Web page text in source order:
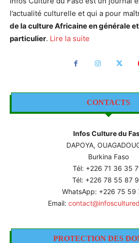
l’actualité culturelle et qui a pour
de la culture Africaine en générale
particulier. Lire la suite
CONTACTS
Infos Culture du
DAPOYA,
Burkina Faso
Tél: +226 71 36 35
Tél: +226 78 55 87
WhatsApp: +226 75 59
Email:
PROTECTION DES